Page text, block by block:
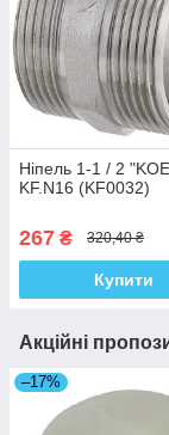
Ніпель 1-1 / 2
KF.N16 (KF0032)
267 ₴ 320,40 ₴
Купити
Акційні
–17%